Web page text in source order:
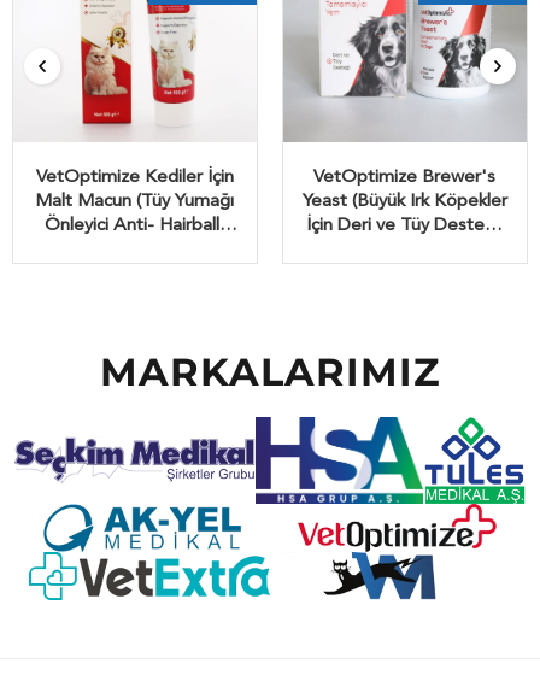
VetOptimize Kediler İçin
Malt Macun (Tüy Yumağı
Önleyici Anti- Hairball)
VetOptimize Brewer's
Yeast (Büyük Irk Köpekler
İçin Deri ve Tüy Desteği)
MARKALARIMIZ